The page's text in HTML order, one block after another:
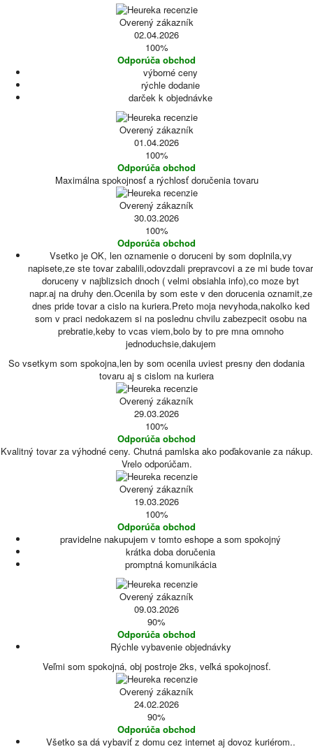
Overený zákazník
02.04.2026
100%
Odporúča obchod
výborné ceny
rýchle dodanie
darček k objednávke
Overený zákazník
01.04.2026
100%
Odporúča obchod
Maximálna spokojnosť a rýchlosť doručenia tovaru
Overený zákazník
30.03.2026
100%
Odporúča obchod
Vsetko je OK, len oznamenie o doruceni by som doplnila,vy
napisete,ze ste tovar zabalili,odovzdali prepravcovi a ze mi bude tovar
doruceny v najblizsich dnoch ( velmi obsiahla info),co moze byt
napr.aj na druhy den.Ocenila by som este v den dorucenia oznamit,ze
dnes pride tovar a cislo na kuriera.Preto moja nevyhoda,nakolko ked
som v praci nedokazem si na poslednu chvilu zabezpecit osobu na
prebratie,keby to vcas viem,bolo by to pre mna omnoho
jednoduchsie,dakujem
So vsetkym som spokojna,len by som ocenila uviest presny den dodania
tovaru aj s cislom na kuriera
Overený zákazník
29.03.2026
100%
Odporúča obchod
Kvalitný tovar za výhodné ceny. Chutná pamlska ako poďakovanie za nákup.
Vrelo odporúčam.
Overený zákazník
19.03.2026
100%
Odporúča obchod
pravidelne nakupujem v tomto eshope a som spokojný
krátka doba doručenia
promptná komunikácia
Overený zákazník
09.03.2026
90%
Odporúča obchod
Rýchle vybavenie objednávky
Veľmi som spokojná, obj postroje 2ks, veľká spokojnosť.
Overený zákazník
24.02.2026
90%
Odporúča obchod
Všetko sa dá vybaviť z domu cez internet aj dovoz kuriérom..